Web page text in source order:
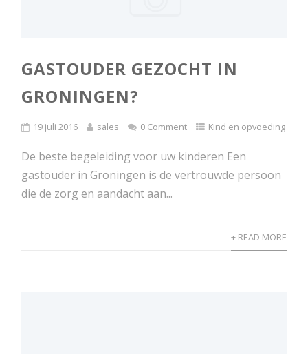
GASTOUDER GEZOCHT IN
GRONINGEN?
19 juli 2016 sales 0 Comment Kind en opvoeding
De beste begeleiding voor uw kinderen Een
gastouder in Groningen is de vertrouwde persoon
die de zorg en aandacht aan...
+ READ MORE